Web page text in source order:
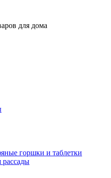
для дома
горшки и таблетки
рассады